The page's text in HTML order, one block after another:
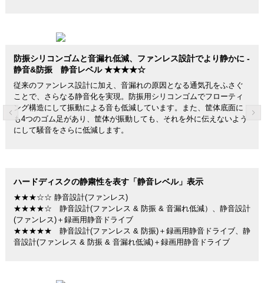
防振シリコンゴムと音漏れ低減、ファンレス設計でより静かに -
静音&防振 静音レベル ★★★★☆
従来のファンレス設計に加え、音漏れの原因となる通気孔をふさぐ
ことで、さらなる静音化を実現。防振用シリコンゴムでフローティ
ング構造にして振動による音も低減しています。また、筐体底面に
も4つのゴム足があり、筐体が振動しても、それを外に伝えないよう
にして騒音をさらに低減します。
ハードディスクの静粛性を表す「静音レベル」表示
★★★☆☆ 静音設計(ファンレス)
★★★★☆ 静音設計(ファンレス & 防振 & 音漏れ低減）、静音設計
(ファンレス)＋録画用静音ドライブ
★★★★★ 静音設計(ファンレス & 防振)＋録画用静音ドライブ、静
音設計(ファンレス & 防振 & 音漏れ低減)＋録画用静音ドライブ